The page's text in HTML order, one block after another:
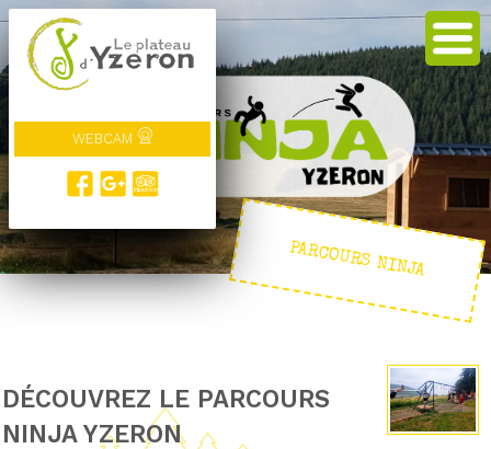
WEBCAM
PARCOURS NINJA
DÉCOUVREZ LE PARCOURS
NINJA YZERON